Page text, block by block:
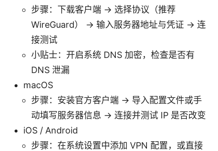
步骤：下载客户端 → 选择协议（推荐
WireGuard） → 输入服务器地址与凭证 → 连
接测试
小贴士：开启系统 DNS 加密，检查是否有
DNS 泄漏
macOS
步骤：安装官方客户端 → 导入配置文件或手
动填写服务器信息 → 连接并测试 IP 是否改变
iOS / Android
步骤：在系统设置中添加 VPN 配置，或直接